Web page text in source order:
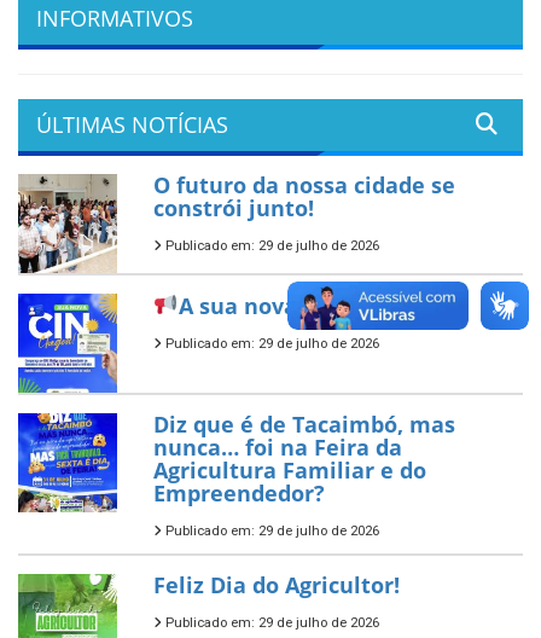
INFORMATIVOS
ÚLTIMAS NOTÍCIAS
O futuro da nossa cidade se
constrói junto!
Publicado em: 29 de julho de 2026
A sua nova CIN já chegou!
Publicado em: 29 de julho de 2026
Diz que é de Tacaimbó, mas
nunca… foi na Feira da
Agricultura Familiar e do
Empreendedor?
Publicado em: 29 de julho de 2026
Feliz Dia do Agricultor!
Publicado em: 29 de julho de 2026